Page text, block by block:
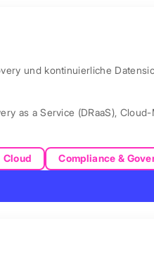
und kontinuierliche
as a Service (DRaaS), Cloud-
Cloud Compliance &